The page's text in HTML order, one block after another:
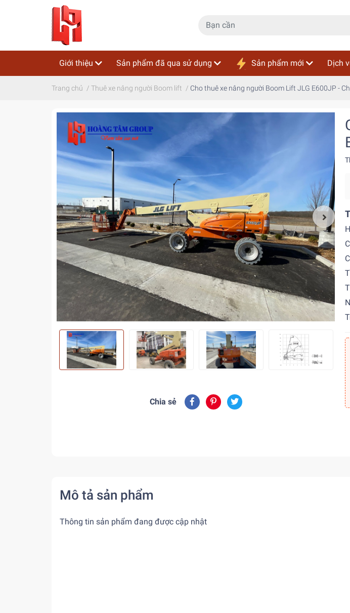
Giới thiệu Sản phẩm đã qua sử dụng Sản phẩm mới Dịch
Trang chủ / Thuê xe nâng người Boom lift / Cho thuê xe nâng người Boom Lift JLG E600JP -
Chia sẻ
Mô tả sản phẩm
Thông tin sản phẩm đang được cập nhật